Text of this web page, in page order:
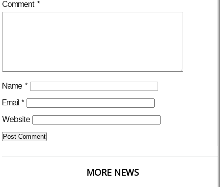
Comment *
Name *
Email *
Website
MORE NEWS